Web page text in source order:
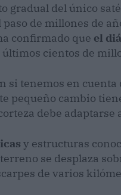
gradual del único
de millones de
confirmado que el
últimos cientos de
tenemos en cuenta
pequeño cambio
debe adaptarse
y estructuras
se desplaza
de varios